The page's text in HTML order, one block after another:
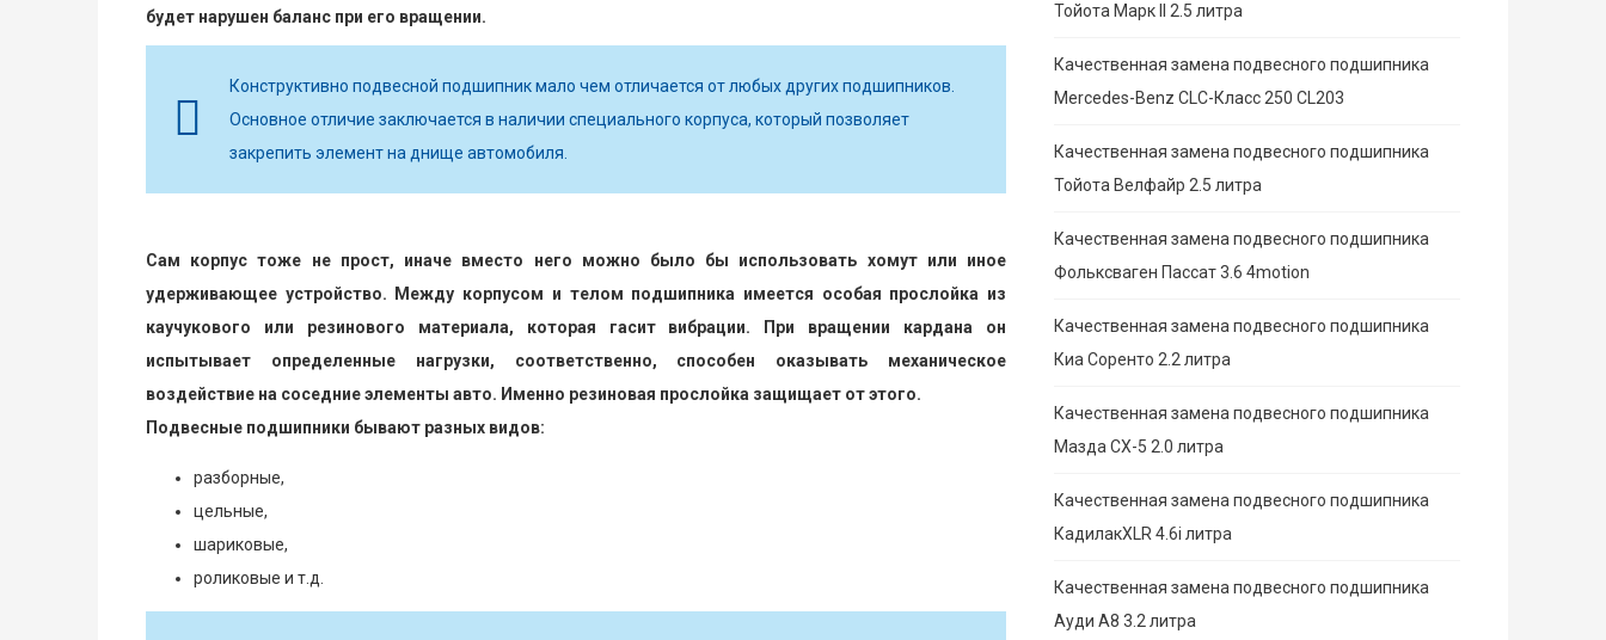
будет нарушен баланс при его вращении.
Конструктивно подвесной подшипник мало чем отличается от любых других подшипников.
Основное отличие заключается в наличии специального корпуса, который позволяет
закрепить элемент на днище автомобиля.
Сам корпус тоже не прост, иначе вместо него можно было бы использовать хомут или иное
удерживающее устройство. Между корпусом и телом подшипника имеется особая прослойка из
каучукового или резинового материала, которая гасит вибрации. При вращении кардана он
испытывает определенные нагрузки, соответственно, способен оказывать механическое
воздействие на соседние элементы авто. Именно резиновая прослойка защищает от этого.
Подвесные подшипники бывают разных видов:
разборные,
цельные,
шариковые,
роликовые и т.д.
Тойота Марк II 2.5 литра
Качественная замена подвесного подшипника
Mercedes-Benz CLC-Класс 250 CL203
Качественная замена подвесного подшипника
Тойота Велфайр 2.5 литра
Качественная замена подвесного подшипника
Фольксваген Пассат 3.6 4motion
Качественная замена подвесного подшипника
Киа Соренто 2.2 литра
Качественная замена подвесного подшипника
Мазда СХ-5 2.0 литра
Качественная замена подвесного подшипника
КадилакXLR 4.6i литра
Качественная замена подвесного подшипника
Ауди А8 3.2 литра